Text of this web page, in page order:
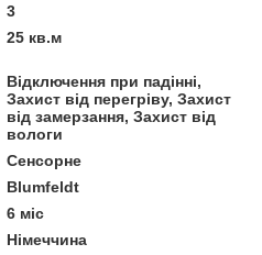
3
25 кв.м
Відключення при падінні,
Захист від перегріву, Захист
від замерзання, Захист від
вологи
Сенсорне
Blumfeldt
6 міс
Німеччина